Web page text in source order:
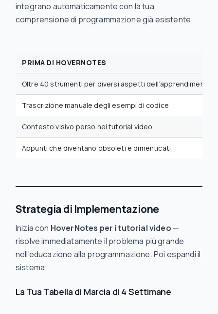
integrano automaticamente con la tua
comprensione di programmazione già esistente.
PRIMA DI HOVERNOTES
Oltre 40 strumenti per diversi aspetti dell’apprendimento
Trascrizione manuale degli esempi di codice
Contesto visivo perso nei tutorial video
Appunti che diventano obsoleti e dimenticati
Strategia di Implementazione
Inizia con HoverNotes per i tutorial video —
risolve immediatamente il problema più grande
nell’educazione alla programmazione. Poi espandi il
sistema:
La Tua Tabella di Marcia di 4 Settimane